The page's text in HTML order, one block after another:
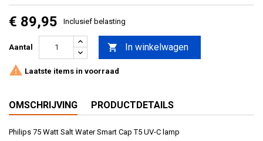
€ 89,95 Inclusief belasting
Aantal  In winkelwagen
 Laatste items in voorraad
OMSCHRIJVING PRODUCTDETAILS
Philips 75 Watt Salt Water Smart Cap T5 UV-C lamp